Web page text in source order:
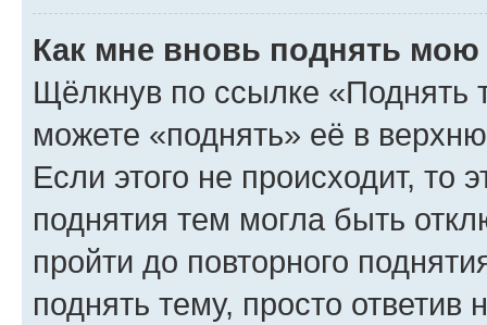
Как мне вновь поднять мою
Щёлкнув по ссылке «Поднять
можете «поднять» её в
Если этого не происходит, то
поднятия тем могла быть
пройти до повторного
поднять тему, просто ответив